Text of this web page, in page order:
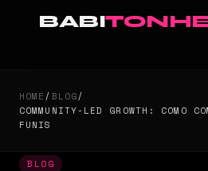
BABI
HOME/BLOG/
COMMUNITY-LED GROWTH: COMO
FUNIS
BLOG